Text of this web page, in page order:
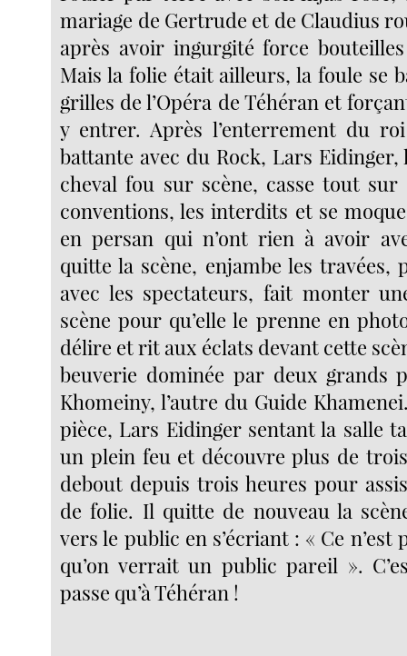
mariage de Gertrude et de Claudius
après avoir ingurgité force bouteilles
Mais la folie était ailleurs, la foule se
grilles de l’Opéra de Téhéran et
y entrer. Après l’enterrement du
battante avec du Rock, Lars
cheval fou sur scène, casse tout sur
conventions, les interdits et se
en persan qui n’ont rien à avoir
quitte la scène, enjambe les travées,
avec les spectateurs, fait monter
scène pour qu’elle le prenne en
délire et rit aux éclats devant cette
beuverie dominée par deux grands
Khomeiny, l’autre du Guide
pièce, Lars Eidinger sentant la salle
un plein feu et découvre plus de
debout depuis trois heures pour
de folie. Il quitte de nouveau la
vers le public en s’écriant : « Ce n’est
qu’on verrait un public pareil ».
passe qu’à Téhéran !